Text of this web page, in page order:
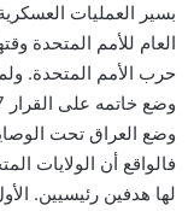
بسير العمليات
العام للأمم المتحدة
حرب الأمم المتحدة.
وضع العراق تحت
فالواقع أن الولايات
لها هدفين رئيسيين.